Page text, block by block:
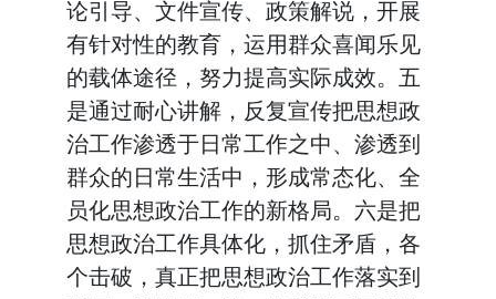
论引导、文件宣传、政策解说，开展
有针对性的教育，运用群众喜闻乐见
的载体途径，努力提高实际成效。五
是通过耐心讲解，反复宣传把思想政
治工作渗透于日常工作之中、渗透到
群众的日常生活中，形成常态化、全
员化思想政治工作的新格局。六是把
思想政治工作具体化，抓住矛盾，各
个击破，真正把思想政治工作落实到